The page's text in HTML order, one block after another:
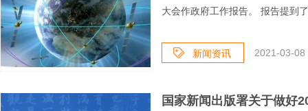
大会作政府工作报告。 报告提到
新闻资讯 2021-03-08
国家新闻出版署关于做好